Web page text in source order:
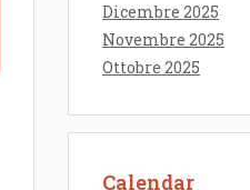
Dicembre 2025
Novembre 2025
Ottobre 2025
Calendar